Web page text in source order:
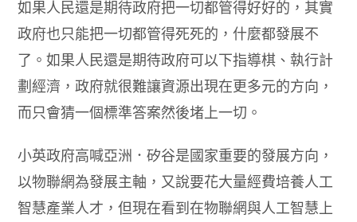
如果人民還是期待政府把一切都管得好好的，其實
政府也只能把一切都管得死死的，什麼都發展不
了。如果人民還是期待政府可以下指導棋、執行計
劃經濟，政府就很難讓資源出現在更多元的方向，
而只會猜一個標準答案然後堵上一切。
小英政府高喊亞洲．矽谷是國家重要的發展方向，
以物聯網為發展主軸，又說要花大量經費培養人工
智慧產業人才，但現在看到在物聯網與人工智慧上